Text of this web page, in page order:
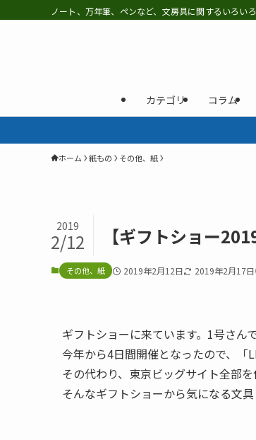
ノート、万年筆、ペンなど、文房具に関するいろい
カテゴリ コラム
ホーム 紙もの その他、紙
【ギフトショー
2019
2/12
その他、紙 2019年2月12日 2019年2月17日
ギフトショーに来ています。1号さんで
今年から4日間開催となったので、「
その代わり、東京ビッグサイト全部
そんなギフトショーから気になる文具